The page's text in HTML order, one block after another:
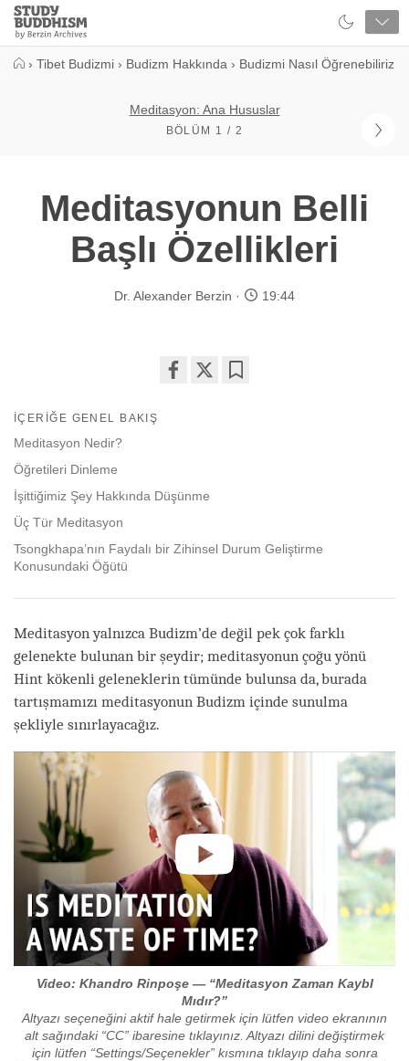
Close
Study
Buddhism
› Tibet Budizmi › Budizm Hakkında › Budizmi Nasıl Öğrenebiliriz
Meditasyon: Ana Hususlar
BÖLÜM 1 / 2
Meditasyonun Belli
Başlı Özellikleri
Dr. Alexander Berzin 19:44
İÇERIĞE GENEL BAKIŞ
Meditasyon Nedir?
Öğretileri Dinleme
İşittiğimiz Şey Hakkında Düşünme
Üç Tür Meditasyon
Tsongkhapa’nın Faydalı bir Zihinsel Durum Geliştirme
Konusundaki Öğütü
Meditasyon yalnızca Budizm’de değil pek çok farklı
gelenekte bulunan bir şeydir; meditasyonun çoğu yönü
Hint kökenli geleneklerin tümünde bulunsa da, burada
tartışmamızı meditasyonun Budizm içinde sunulma
şekliyle sınırlayacağız.
Video: Khandro Rinpoşe — “Meditasyon Zaman KaybI
Mıdır?”
Altyazı seçeneğini aktif hale getirmek için lütfen video ekranının
alt sağındaki “CC” ibaresine tıklayınız. Altyazı dilini değiştirmek
için lütfen “Settings/Seçenekler” kısmına tıklayıp daha sonra